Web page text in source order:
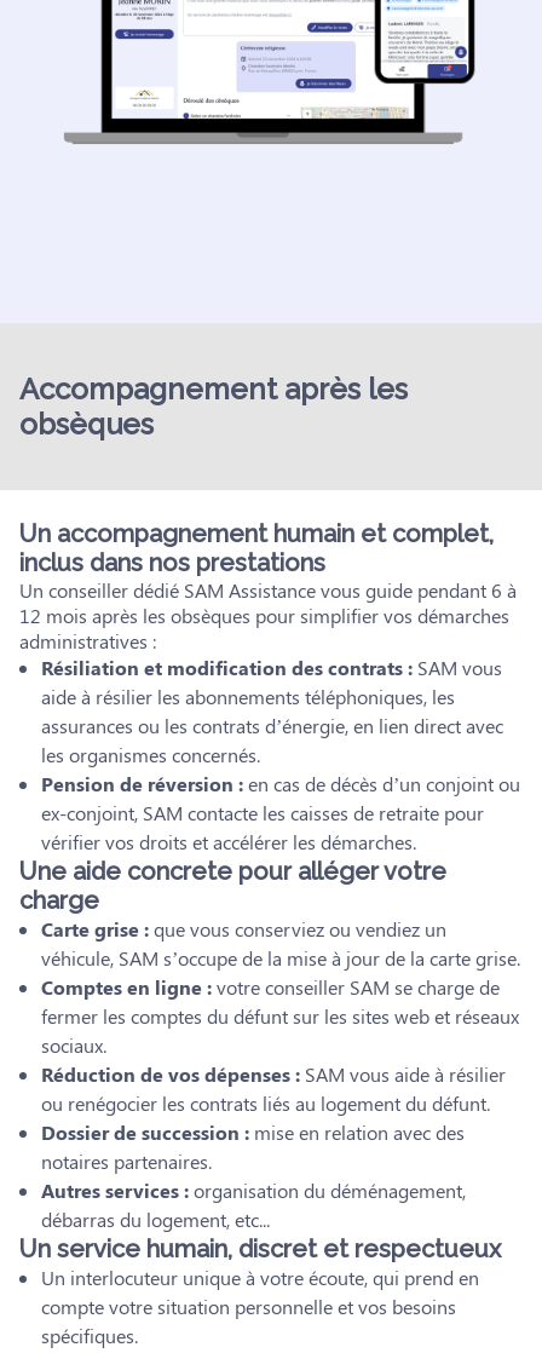
Accompagnement après les
obsèques
Un accompagnement humain et complet,
inclus dans nos prestations
Un conseiller dédié SAM Assistance vous guide pendant 6 à
12 mois après les obsèques pour simplifier vos démarches
administratives :
Résiliation et modification des contrats : SAM vous
aide à résilier les abonnements téléphoniques, les
assurances ou les contrats d’énergie, en lien direct avec
les organismes concernés.
Pension de réversion :en cas de décès d’un conjoint ou
ex-conjoint, SAM contacte les caisses de retraite pour
vérifier vos droits et accélérer les démarches.
Une aide concrete pour alléger votre
charge
Carte grise :que vous conserviez ou vendiez un
véhicule, SAM s’occupe de la mise à jour de la carte grise.
Comptes en ligne :votre conseiller SAM se charge de
fermer les comptes du défunt sur les sites web et réseaux
sociaux.
Réduction de vos dépenses : SAM vous aide à résilier
ou renégocier les contrats liés au logement du défunt.
Dossier de succession : mise en relation avec des
notaires partenaires.
Autres services :organisation du déménagement,
débarras du logement, etc...
Un service humain, discret et respectueux
Un interlocuteur unique à votre écoute, qui prend en
compte votre situation personnelle et vos besoins
spécifiques.